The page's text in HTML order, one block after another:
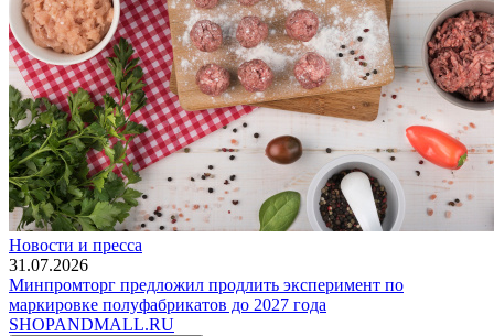
Новости и пресса
31.07.2026
Минпромторг предложил продлить эксперимент по
маркировке полуфабрикатов до 2027 года
SHOPANDMALL.RU